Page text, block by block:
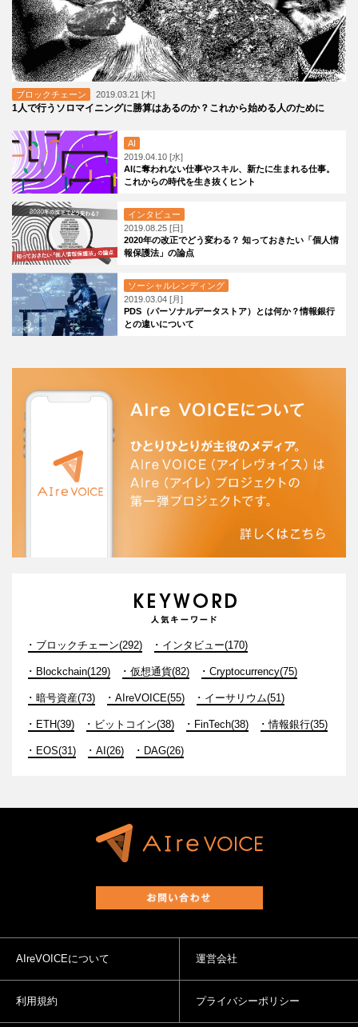
ブロックチェーン 2019.03.21 [木]
1人で行うソロマイニングに勝算はあるのか？これから始める人のために
AI
2019.04.10 [水]
AIに奪われない仕事やスキル、新たに生まれる仕事。
これからの時代を生き抜くヒント
インタビュー
2019.08.25 [日]
2020年の改正でどう変わる？ 知っておきたい「個人情
報保護法」の論点
ソーシャルレンディング
2019.03.04 [月]
PDS（パーソナルデータストア）とは何か？情報銀行
との違いについて
ブロックチェーン(292) インタビュー(170)
Blockchain(129) 仮想通貨(82) Cryptocurrency(75)
暗号資産(73) AIreVOICE(55) イーサリウム(51)
ETH(39) ビットコイン(38) FinTech(38) 情報銀行(35)
EOS(31) AI(26) DAG(26)
AIreVOICEについて 運営会社
利用規約 プライバシーポリシー